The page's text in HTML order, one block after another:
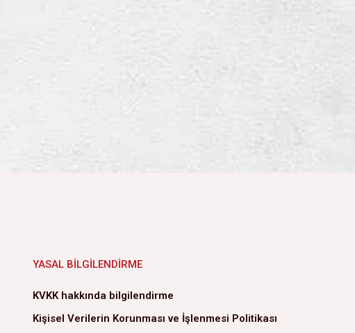
YASAL BILGILENDIRME
KVKK hakkında bilgilendirme
Kişisel Verilerin Korunması ve İşlenmesi Politikası